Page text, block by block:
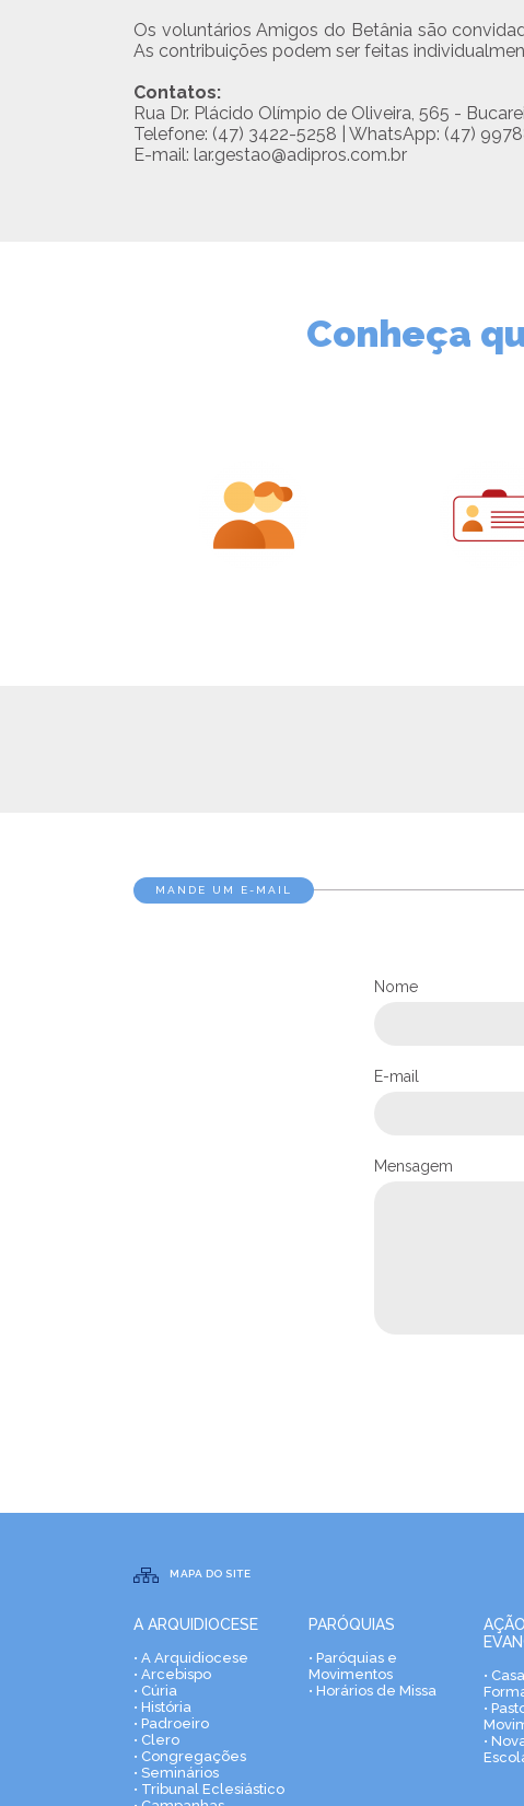
Os voluntários Amigos do Betânia são
As contribuições podem ser feitas
Contatos:
Rua Dr. Plácido Olímpio de Oliveira, 565 -
Telefone: (47) 3422-5258 | WhatsApp: (47)
E-mail: lar.gestao@adipros.com.br
Conheça
MANDE UM E-MAIL
Nome
E-mail
Mensagem
MAPA DO SITE
A ARQUIDIOCESE
• A Arquidiocese
• Arcebispo
• Cúria
• História
• Padroeiro
• Clero
• Congregações
• Seminários
• Tribunal Eclesiástico
PARÓQUIAS
• Paróquias e
Movimentos
• Horários de Missa
AÇÃO
•
•
•